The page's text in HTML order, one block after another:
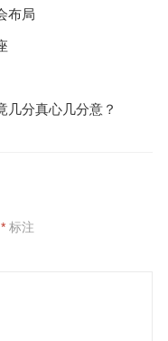
布局
几分真心几分意？
*标注